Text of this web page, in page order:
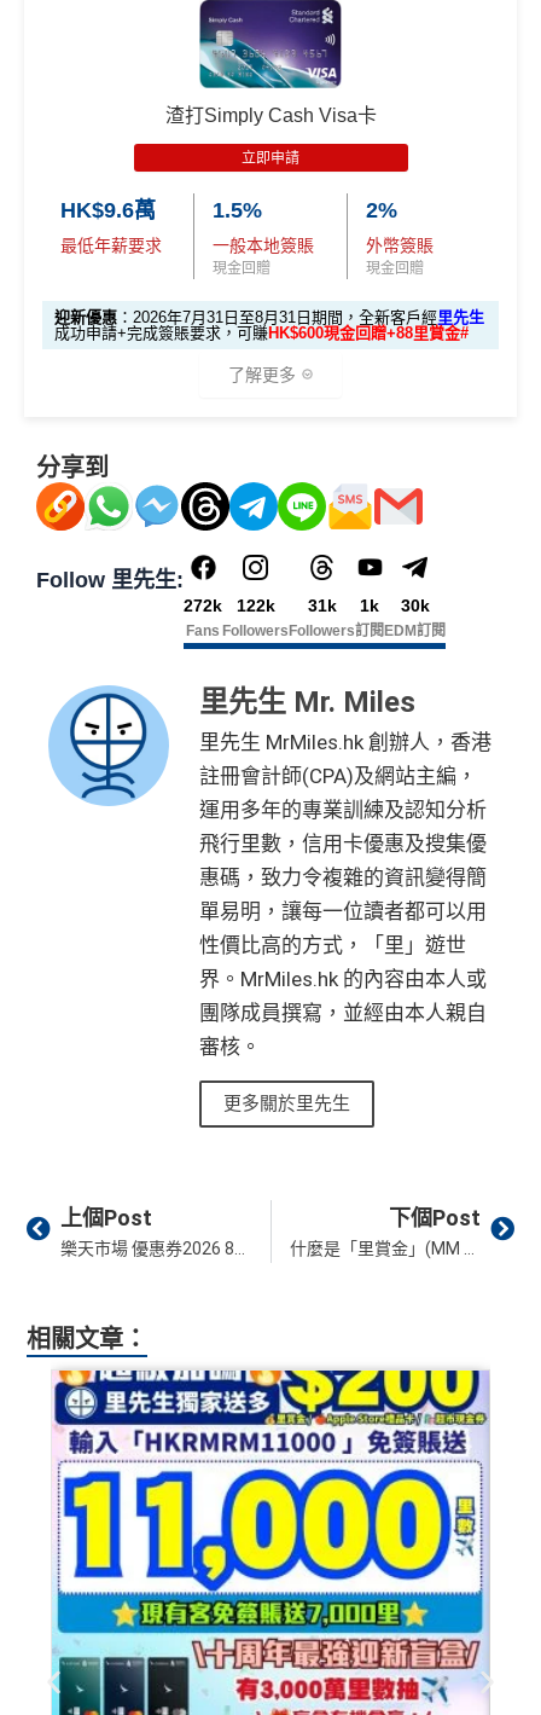
www.sc.com/hk/cxluckydrawr3
條款細則：
om/hk/content/docs/hk-cc-cx-luckydraw-r3-tnc.pdf
MrMiles.hk/cathay-card-appl
y
(全新信用卡客戶*經里先生指定連結申請+輸入推廣碼「H
KRMRM11000」
免簽賬送多HK$200獎賞+里先生派出38
新會員里賞金@+11,000里數
如果用iPhone/Mac的話會有Adblock
，請你改返啲Settin
g再申請：
MrMiles.hk/adblock/
申請完填Form賺多HK$200獎賞+新會員38
MrMiles.hk/cathay-card-for
Miles.hk/mmcredit
✅優點
首年免年費
簽賬都可以儲會籍！合資格簽賬滿HK$500,000可賺高
達100馬可孛羅會會籍積分 (以簽賬賺取，以前只能夠
食肆、酒店及海外簽賬HK$4 = 1里！勁抵無上限賺里
數食飯卡！
國泰、香港快運合資格簽賬HK$3＝1里
換里數免手續費
每月簽賬積分自動兌換去AM戶口，免除信用卡積分換
啱晒唔想煩嘅里友
一樣食到渣打信用卡優惠及Mastercard優惠
網上ebanking繳費無積分
查看更多信用卡詳情及分析...
里賞金 ❗️【由里先生派出】
C. 《超級10周年限定版》盲盒：
🎁不論全新信用卡客戶*定現有信用卡客戶**推廣期內成功
申請渣打國泰Mastercard後，即可自動參加盲盒抽獎，並
於10月11日或之前獲批卡更保證100%有獎！盲盒獎賞超
豐富，有過萬份獎品、 合共3,000萬里數等你抽：
✈️ 1,000,000里數大獎 (夠換4張歐洲商務艙 及 4張日本
商務艙來回機票^^)；
🍎 超過HK$200萬Apple Gift Card (面值 HK$10,000/ H
K$5,000/ HK$2,000)；
🧳 國泰 x Samsonite 20吋限量版行李箱；
💰 不同里數獎賞，
「盲盒」推廣期：2026年7月31日至9月20日 抽獎詳情：
om/hk/content/docs/hk-cc-cx-luckydraw-r3-tnc.pdf
MrMiles.hk/cathay-card-appl
y
KRMRM11000」
免簽賬送多HK$200獎賞+里先生派出38
新會員里賞金@+11,000里數❗️舊客免簽賬加碼送7,000里❗️
如果用iPhone/Mac的話會有Adblock，請你改返啲Settin
g再申請：MrMiles.hk/adblock/ )
申請完填Form賺多HK$200獎賞+新會員38
MrMiles.hk/cathay-card-for
m
@每1里賞金 ≈ HK$1，可兌換FPS轉數快回贈！詳情Mr
簽賬都可以儲會籍！合資格簽賬滿HK$500,000可賺高
食肆、酒店及海外簽賬HK$4 = 1里！勁抵無上限賺里
數食飯卡！(2024年6月8日起)
換里數免手續費
每月簽賬積分自動兌換去AM戶口，免除
里數啱晒唔想煩嘅里友
一樣食到渣打信用卡優惠及Mastercard優惠
❎缺點
網上ebanking繳費無積分
查看更多信用卡詳情及分析...
基本里數同埋近新里數存入時間有啲唔同，詳情睇返
攻略。
額外里數將會於信用卡獲發出後5個月內加入指定的國
泰會員賬戶內。
國泰新會員登記：
MrMiles.hk/new-am
（做咗會員先申
B. 渣打信用卡 現有客戶：
渣打信用卡現有客戶**一定要經里先生指定連結+輸入
里先生推廣碼「HKRMRM11000」申請渣打國泰Mast
MrMiles.hk/cathay-card-apply
0獎賞+新會員38
C. 《超級10周年限定版》盲盒：
🎁不論全新信用卡客戶*定現有信用卡客戶**推廣期內成功
申請渣打國泰Mastercard後，即可自動參加盲盒抽獎，並
於10月11日或之前獲批卡更保證100%有獎！盲盒獎賞超
豐富，有過萬份獎品、 合共3,000萬里數等你抽：
✈️ 1,000,000里數大獎 (夠換4張歐洲商務艙 及 4張日本
商務艙來回機票^^)；
🍎 超過HK$200萬Apple Gift Card (面值 HK$10,000/ H
K$5,000/ HK$2,000)；
🧳 國泰 x Samsonite 20吋限量版行李箱；
🍽️ LUBUDS 3個月會籍及價值HK$1,000現金券；
💰 不同里數獎賞，保證最少帶走2,000里！
「盲盒」推廣期：2026年7月31日至9月20日 抽獎詳情：
www.sc.com/hk/cxluckydrawr3
條款細則：https://av.sc.c
om/hk/content/docs/hk-cc-cx-luckydraw-r3-tnc.pdf
MrMiles.hk/cathay-card-appl
y
里先生指定連結申請+輸入推廣碼「H
如果用iPhone/Mac的話會有Adblock
，請你改返啲Settin
g再申請：MrMiles.hk/adblock/)
里賞金@：
m
@每1里賞金 ≈ HK$1，可兌換FPS轉數快回贈！詳情Mr
Miles.hk/mmcredit
✅優點
簽賬都可以儲會籍！合資格簽賬滿HK$500,000可賺高
達100馬可孛羅會會籍積分 (以簽賬賺取，以前只能夠
用飛行嚟賺取)
食肆、酒店及海外簽賬HK$4 = 1里！勁抵無上限賺里
數食飯卡！(2024年6月8日起)
渣打Smart 卡迎新｜賺高達HK$1,500
2026年7月31日至8月31日11:59pm
贈，獎賞由渣打提供。
信用卡基本迎新：全新渣打信用卡客戶批卡後首1個月
簽賬滿HK$3,500就有HK$1,000簽賬回贈【渣打加碼
🔥】
申請完填FormMrMiles.hk/smart-card-form賺多88里
（由里先生派出🎯38新會員+成功批卡50額外里
#38新會員+成功批卡派出50額外里賞金。每1里賞金 ≈ HK
$1，可兌換FPS轉數快回贈！詳情MrMiles.hk/mmcredit
指定商戶5%簽賬回贈同基本簽賬都增加咗簽賬門檻，但
簽得夠HK$15,000的話基本回贈上到1.2%：
每月簽賬滿HK$4,000(一定要簽足先有)：指定商戶
每月簽夠HK$15,000或以上： 指定商戶 5%現金回贈
他合資格簽賬無上限 1.2%簽賬回贈
❎優點
先轉數後找數：經 FPS轉數俾親友或繳交日常
使費，每曆月首HK$40,000手續費全免再延長到2026
年7月31日，兼享長達56日免息期
而3個月免息分期繼續無次數限制，做幾多次HK$500
以上旅行及其他零售簽賬都可以，只要喺SC Mobile A
pp或者online banking選3個月分期就可以即時分期呀！
指定商戶簽賬高達5%簽賬回贈(回贈上限HK$3,000，
不設外幣交易費、現金透支服務費
❎缺點
上限為全年HK$60,000
除咗指定商戶簽賬，其他簽賬只得0.56%簽賬回贈
每個戶口之現金回贈換領金額最低為港幣50元
網上ebanking繳費/交保費無回贈
成功申請信用卡3個月0息「月結單分期」計劃後，每
港幣180元之簽賬分期金額，渣打將扣除港幣1元現金
回贈。 如未合資格賺取現金回贈之簽賬，渣打亦將每
港幣180元之簽賬分期金額扣除港幣1元現金回贈。如
渣打「360 °全面賞」現金回贈結餘不足， 會以負數顯
示。
無得儲里數 (Sorry，我知off-topic但對我嚟講真係)
查看更多信用卡詳情及分析...
渣打Simply Cash Visa卡
立即申請
HK$9.6萬
最低年薪要求
1.5%
一般本地簽賬
現金回贈
2%
外幣簽賬
現金回贈
迎新優惠 ：2026年7月31日至8月31日期間，全新客戶經里先生
成功申請+完成簽賬要求，可賺HK$600現金回贈+88里賞金#
了解更多
🎁迎新禮遇
申請網址：MrMiles.hk/simply-cash-apply
2026年7月31日至8月31日期間，全新渣打信用卡客戶*
成功申請+完成指定任務，可賺
項
目
任務細節
回贈
信
首2個月內簽賬滿 HK$8,000
HK$6
00
申請完填Form MrMiles.hk/simply-ca
（由里先生派出🎯38新會員
+成功批卡50額外里賞金）
88 里
賞金#
打信用卡或MANHATTAN信用卡主卡之申請人。
批卡派出50額外里賞金。每1里賞金 ≈ HK$1，可兌換FPS
轉數快回贈！詳情MrMiles.hk/mmcredit
✅優點
本地港幣簽賬無上限現金回贈1.5% ，適合鐘意一卡走
天涯嘅朋友
海外簽賬2%回贈，扣咗1.95%手續費都仲有0.05%回
贈
Visa Card，渣打信用卡優惠有時只做Visa exclusive pr
omotion，Mastercard無份，可以食盡突發
首年寫到明豁免年費
分享到
Follow 里先生:
272k
Fans
122k
Followers
31k
Followers
1k
訂閱
30k
EDM訂閱
里先生 Mr. Miles
里先生 MrMiles.hk 創辦人，香港
註冊會計師(CPA)及網站主編，
運用多年的專業訓練及認知分析
飛行里數，信用卡優惠及搜集優
惠碼，致力令複雜的資訊變得簡
單易明，讓每一位讀者都可以用
性價比高的方式，「里」遊世
界。MrMiles.hk 的內容由本人或
團隊成員撰寫，並經由本人親自
審核。
更多關於里先生
Prev
上個Post 下個Post
相關文章：